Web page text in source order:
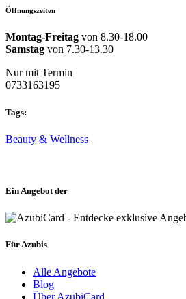
Öffnungszeiten
Montag-Freitag von 8.30-18.00
Samstag von 7.30-13.30
Nur mit Termin
0733163195
Tags:
Beauty & Wellness
Ein Angebot der
Für Azubis
Alle Angebote
Blog
Über AzubiCard